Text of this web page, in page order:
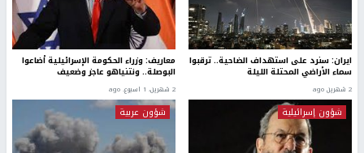
ايران: سنرد على استهداف الضاحية.. ترقبوا
سماء الأراضي المحتلة الليلة
2 شهرين ago
معاريف: وزراء الحكومة الإسرائيلية أضاعوا
البوصلة.. ونتنياهو عاجز وضعيف
2 شهرين، 1 اسبوع. ago
شؤون إسرائيلية شؤون عربية